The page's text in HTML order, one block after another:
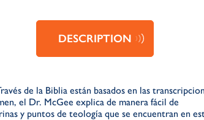
DESCRIPTION
de la Biblia están basados en las
el Dr. McGee explica de manera fácil de
y puntos de teología que se encuentran en